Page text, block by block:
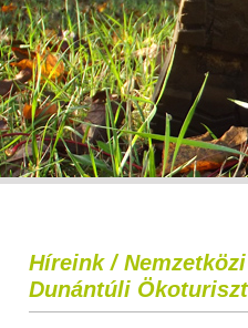
Híreink /
Dunántúli